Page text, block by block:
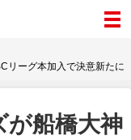
リーグ本加入で決意新たに
が船橋大神